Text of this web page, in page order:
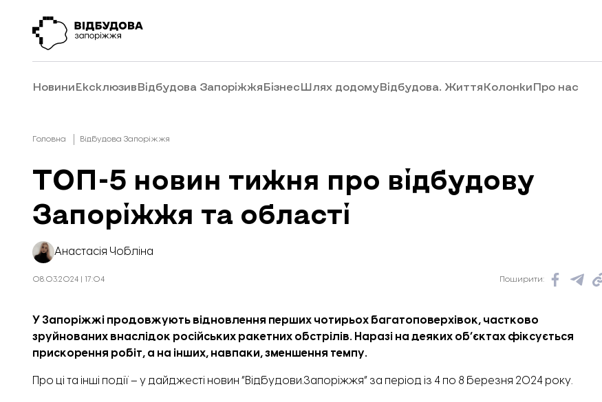
НовиниЕксклюзивВідбудова ЗапоріжжяБізнесШлях додомуВідбудова. ЖиттяКолонкиПро нас
Головна Відбудова Запоріжжя
ТОП-5 новин тижня про відбудову
Запоріжжя та області
Анастасія Чобліна
08.03.2024 | 17:04 Поширити:
У Запоріжжі продовжують відновлення перших чотирьох багатоповерхівок, частково
зруйнованих внаслідок російських ракетних обстрілів. Наразі на деяких об’єктах фіксується
прискорення робіт, а на інших, навпаки, зменшення темпу.
Про ці та інші події – у дайджесті новин “Відбудови.Запоріжжя” за період із 4 по 8 березня 2024 року.